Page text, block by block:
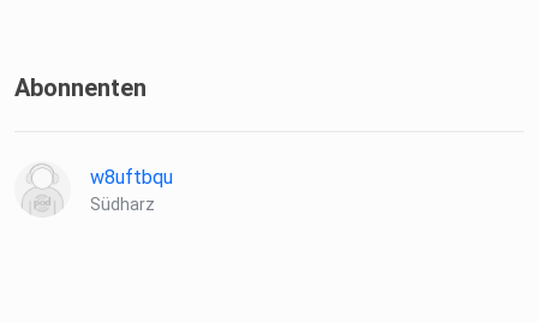
Abonnenten
w8uftbqu
Südharz